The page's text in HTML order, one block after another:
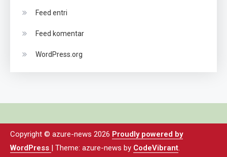
Feed entri
Feed komentar
WordPress.org
Copyright © azure-news 2026 Proudly powered by
WordPress | Theme: azure-news by CodeVibrant